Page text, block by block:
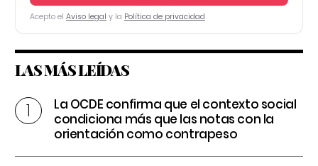
Acepto el Aviso legal y la Política de privacidad
LAS MÁS LEÍDAS
La OCDE confirma que el contexto social
condiciona más que las notas con la
orientación como contrapeso